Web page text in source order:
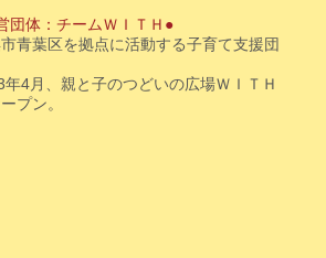
団体：チームＷＩＴＨ●
青葉区を拠点に活動する子育て支援団
年4月、親と子のつどいの広場ＷＩＴＨ
プン。